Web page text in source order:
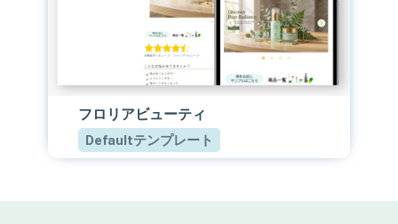
フロリアビューティ
Defaultテンプレート